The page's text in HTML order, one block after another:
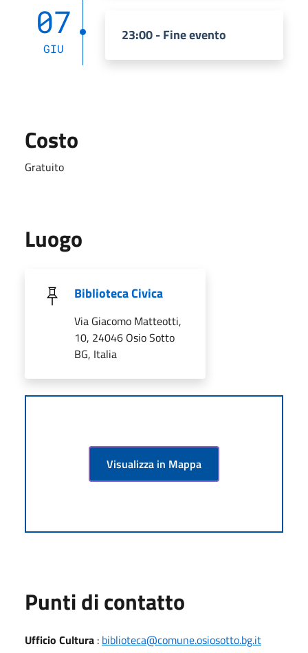
07
GIU
23:00 - Fine evento
Costo
Gratuito
Luogo
Biblioteca Civica
Via Giacomo Matteotti,
10, 24046 Osio Sotto
BG, Italia
Visualizza in Mappa
Punti di contatto
Ufficio Cultura : biblioteca@comune.osiosotto.bg.it